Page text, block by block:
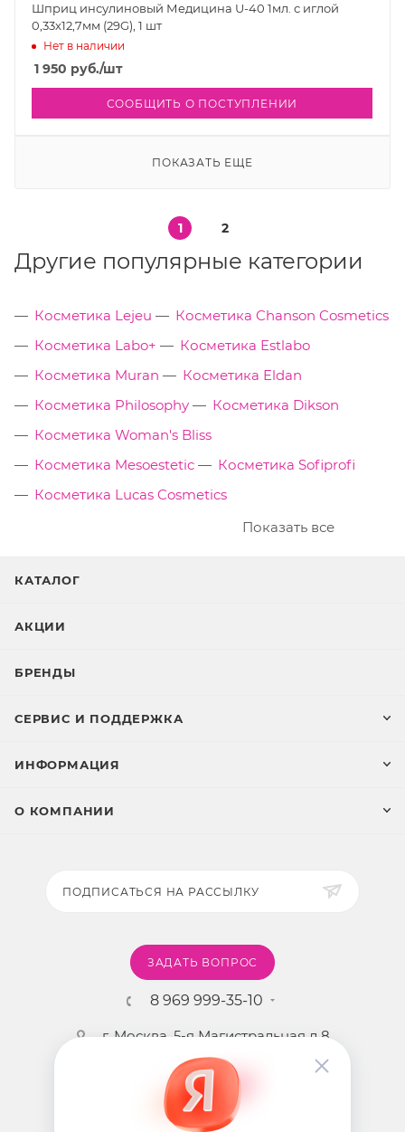
Шприц инсулиновый Медицина U-40 1мл. с иглой
0,33х12,7мм (29G), 1 шт
Нет в наличии
1 950 руб./шт
СООБЩИТЬ О ПОСТУПЛЕНИИ
ПОКАЗАТЬ ЕЩЕ
1 2
Другие популярные категории
Косметика Lejeu
Косметика Chanson Cosmetics
Косметика Labo+
Косметика Estlabo
Косметика Muran
Косметика Eldan
Косметика Philosophy
Косметика Dikson
Косметика Woman's Bliss
Косметика Mesoestetic
Косметика Sofiprofi
Косметика Lucas Cosmetics
Показать все
КАТАЛОГ
АКЦИИ
БРЕНДЫ
СЕРВИС И ПОДДЕРЖКА
ИНФОРМАЦИЯ
О КОМПАНИИ
ПОДПИСАТЬСЯ НА РАССЫЛКУ
ЗАДАТЬ ВОПРОС
8 969 999-35-10
г. Москва, 5-я Магистральная д.8